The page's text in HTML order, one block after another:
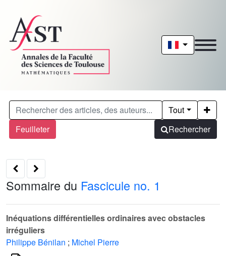
Feuilleter
Tout
Rechercher
Sommaire du Fascicule no. 1
Inéquations différentielles ordinaires avec obstacles
irréguliers
Philippe Bénilan ; Michel Pierre